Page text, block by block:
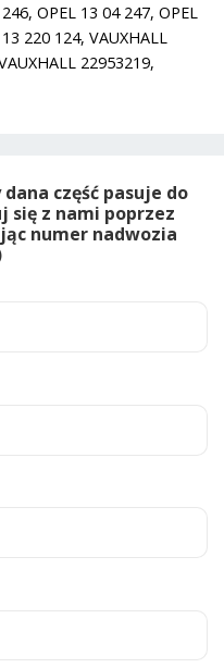
OPEL 13 04 247, OPEL
220 124, VAUXHALL
22953219,
część pasuje do
z nami poprzez
numer nadwozia